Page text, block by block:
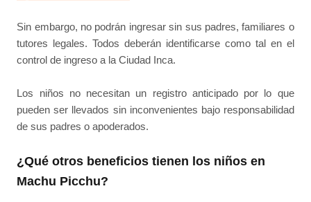
Sin embargo, no podrán ingresar sin sus padres, familiares o
tutores legales. Todos deberán identificarse como tal en el
control de ingreso a la Ciudad Inca.
Los niños no necesitan un registro anticipado por lo que
pueden ser llevados sin inconvenientes bajo responsabilidad
de sus padres o apoderados.
¿Qué otros beneficios tienen los niños en
Machu Picchu?